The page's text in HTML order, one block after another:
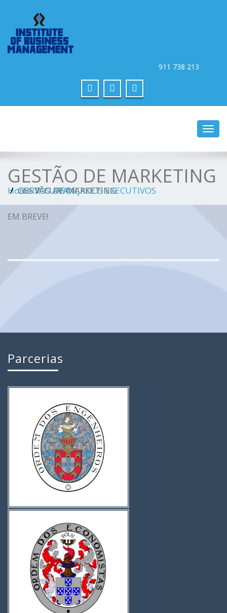
Toggle
GESTÃO DE MARKETING
Home CURSOS
CURSOS AVANÇADOS EXECUTIVOS
GESTÃO DE MARKETING
EM BREVE!
Parcerias